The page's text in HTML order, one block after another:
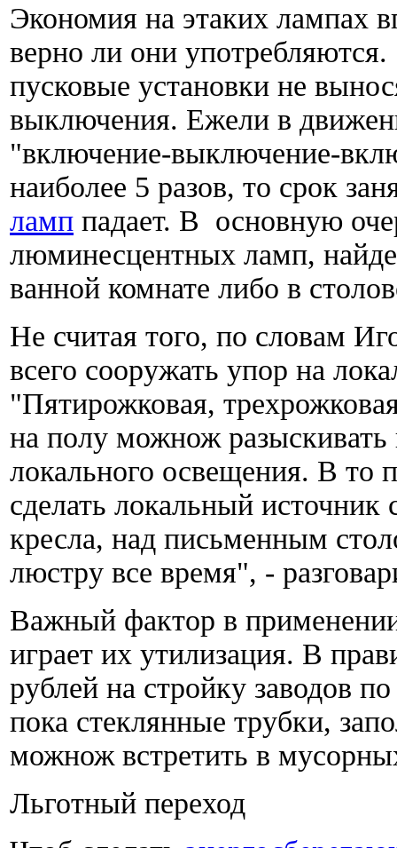
Экономия на этаких лампах
верно ли они
пусковые установки не
выключения. Ежели в
"включение-выключение-
наиболее 5 разов, то срок
ламп падает. В основную
люминесцентных ламп,
ванной комнате либо в
Не считая того, по словам
всего сооружать упор на
"Пятирожковая,
на полу можнож разыскивать
локального освещения. В то
сделать локальный источник
кресла, над письменным
люстру все время", -
Важный фактор в
играет их утилизация. В
рублей на стройку заводов
пока стеклянные трубки,
можнож встретить в
Льготный переход